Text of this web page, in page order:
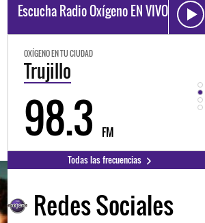
Escucha Radio Oxígeno EN VIVO
OXÍGENO EN TU CIUDAD
Trujillo
98.3 FM
Todas las frecuencias
Redes Sociales